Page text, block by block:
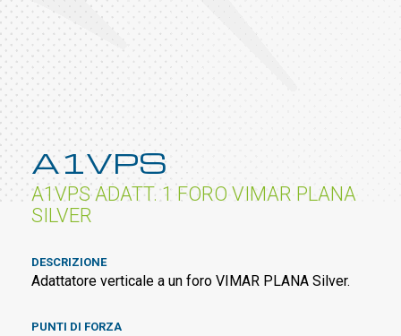
A1VPS
A1VPS ADATT. 1 FORO VIMAR PLANA
SILVER
DESCRIZIONE
Adattatore verticale a un foro VIMAR PLANA Silver.
PUNTI DI FORZA